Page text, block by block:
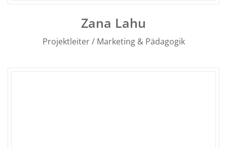
Zana Lahu
Projektleiter / Marketing & Pädagogik